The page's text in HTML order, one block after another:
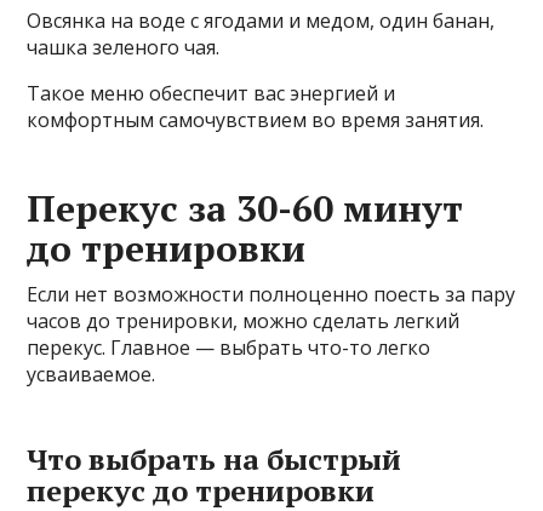
Овсянка на воде с ягодами и медом, один банан,
чашка зеленого чая.
Такое меню обеспечит вас энергией и
комфортным самочувствием во время занятия.
Перекус за 30-60 минут
до тренировки
Если нет возможности полноценно поесть за пару
часов до тренировки, можно сделать легкий
перекус. Главное — выбрать что-то легко
усваиваемое.
Что выбрать на быстрый
перекус до тренировки